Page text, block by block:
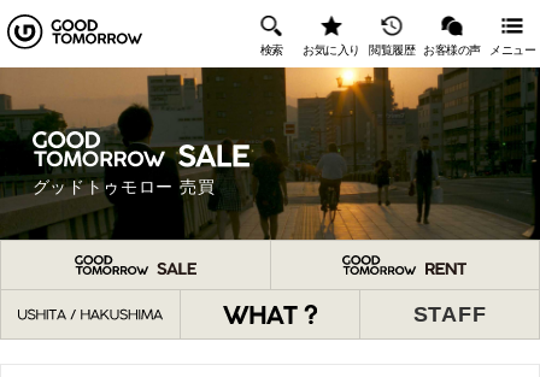
検索 お気に入り 閲覧履歴 お客様の声 メニュー
グッドトゥモロー 売買
STAFF